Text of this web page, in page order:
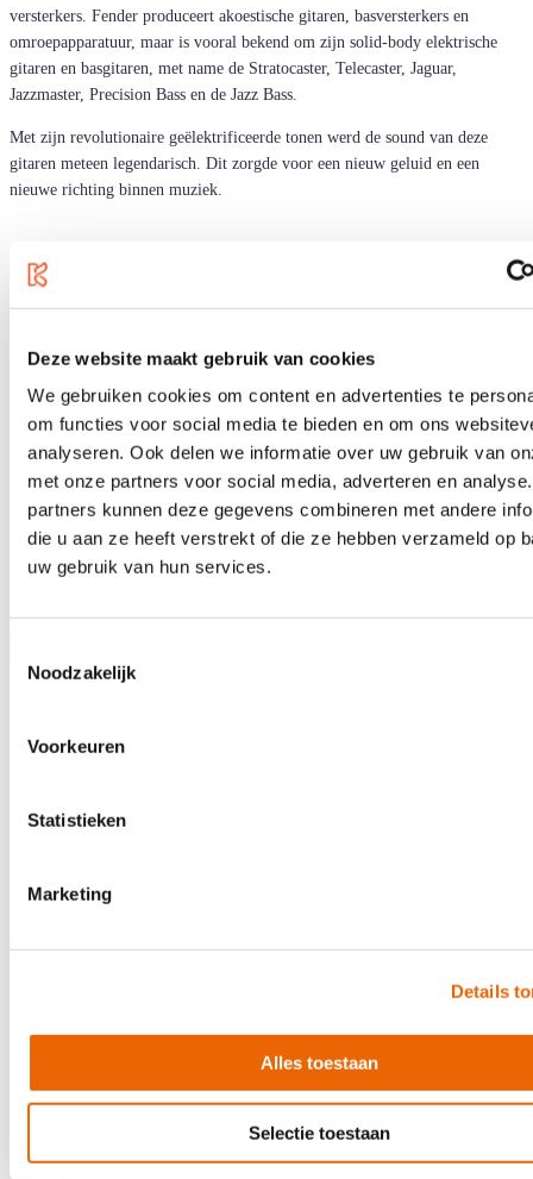
Deze website maakt gebruik van cookies
We gebruiken cookies om content en advertenties te
om functies voor social media te bieden en om ons
analyseren. Ook delen we informatie over uw gebruik van
met onze partners voor social media, adverteren en
partners kunnen deze gegevens combineren met andere
die u aan ze heeft verstrekt of die ze hebben verzameld op
uw gebruik van hun services.
Noodzakelijk
Voorkeuren
Statistieken
Marketing
Details
Alles toestaan
Selectie toestaan
versterkers. Fender produceert akoestische gitaren, basversterkers en
omroepapparatuur, maar is vooral bekend om zijn solid-body elektrische
gitaren en basgitaren, met name de Stratocaster, Telecaster, Jaguar,
Jazzmaster, Precision Bass en de Jazz Bass.
Met zijn revolutionaire geëlektrificeerde tonen werd de sound van deze
gitaren meteen legendarisch. Dit zorgde voor een nieuw geluid en een
nieuwe richting binnen muziek.
Fender - Akoestische gitaren(36)
Fender - Versterkers(54)
Fender - Effecten(22)
Fender - Accessoires(79)
Producten 1-9 van337
Sorteren op
Fender 75th Anniversary Player II Precision Bass, Daphne Blue RW
€ 990,00